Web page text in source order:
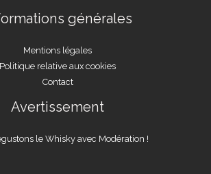
générales
Mentions légales
Politique relative aux cookies
Contact
Avertissement
le Whisky avec Modération !